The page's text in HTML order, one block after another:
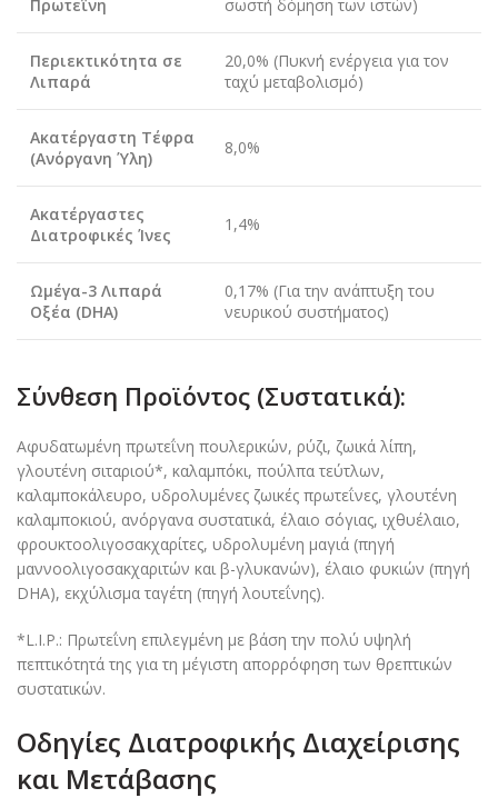
Πρωτεΐνη σωστή δόμηση των ιστών)
Περιεκτικότητα σε
Λιπαρά
20,0% (Πυκνή ενέργεια για τον
ταχύ μεταβολισμό)
Ακατέργαστη Τέφρα
(Ανόργανη Ύλη)
8,0%
Ακατέργαστες
Διατροφικές Ίνες
1,4%
Ωμέγα-3 Λιπαρά
Οξέα (DHA)
0,17% (Για την ανάπτυξη του
νευρικού συστήματος)
Σύνθεση Προϊόντος (Συστατικά):
Αφυδατωμένη πρωτεΐνη πουλερικών, ρύζι, ζωικά λίπη,
γλουτένη σιταριού*, καλαμπόκι, πούλπα τεύτλων,
καλαμποκάλευρο, υδρολυμένες ζωικές πρωτεΐνες, γλουτένη
καλαμποκιού, ανόργανα συστατικά, έλαιο σόγιας, ιχθυέλαιο,
φρουκτοολιγοσακχαρίτες, υδρολυμένη μαγιά (πηγή
μαννοολιγοσακχαριτών και β-γλυκανών), έλαιο φυκιών (πηγή
DHA), εκχύλισμα ταγέτη (πηγή λουτεΐνης).
*L.I.P.: Πρωτεΐνη επιλεγμένη με βάση την πολύ υψηλή
πεπτικότητά της για τη μέγιστη απορρόφηση των θρεπτικών
συστατικών.
Οδηγίες Διατροφικής Διαχείρισης
και Μετάβασης